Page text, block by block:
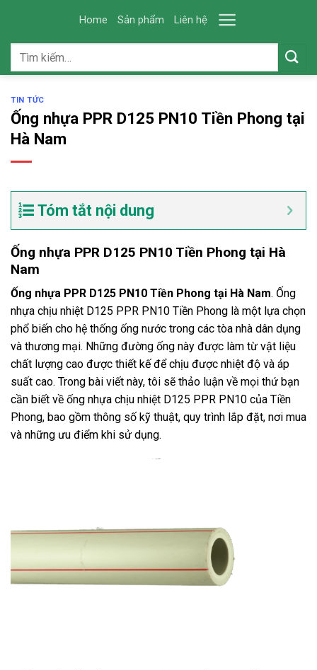
content
Home Sản phẩm Liên hệ
Tìm
TIN TỨC
Ống nhựa PPR D125 PN10 Tiền Phong tại
Hà Nam
Tóm tắt nội dung
Ống nhựa PPR D125 PN10 Tiền Phong tại Hà
Nam
Ống nhựa PPR D125 PN10 Tiền Phong tại Hà Nam. Ống
nhựa chịu nhiệt D125 PPR PN10 Tiền Phong là một lựa chọn
phổ biến cho hệ thống ống nước trong các tòa nhà dân dụng
và thương mại. Những đường ống này được làm từ vật liệu
chất lượng cao được thiết kế để chịu được nhiệt độ và áp
suất cao. Trong bài viết này, tôi sẽ thảo luận về mọi thứ bạn
cần biết về ống nhựa chịu nhiệt D125 PPR PN10 của Tiền
Phong, bao gồm thông số kỹ thuật, quy trình lắp đặt, nơi mua
và những ưu điểm khi sử dụng.